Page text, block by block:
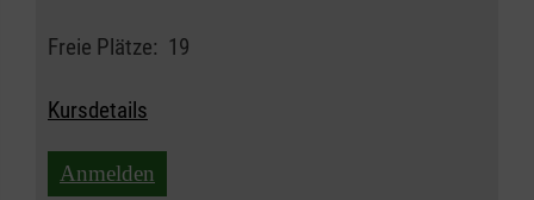
Freie Plätze: 19
Kursdetails
Anmelden